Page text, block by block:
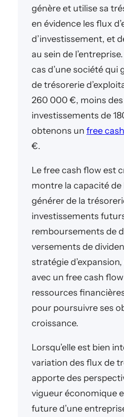
génère et utilise sa
en évidence les flux
d’investissement, et
au sein de
cas d’une société qui
de trésorerie
260 000 €, moins des
investissements de
obtenons un free
€.
Le free cash flow est
montre la capacité de
générer de la
investissements
remboursements de
versements de
stratégie
avec un free cash
ressources
pour poursuivre ses
croissance.
Lorsqu’elle est bien
variation des flux de
apporte des
vigueur économique
future d’une